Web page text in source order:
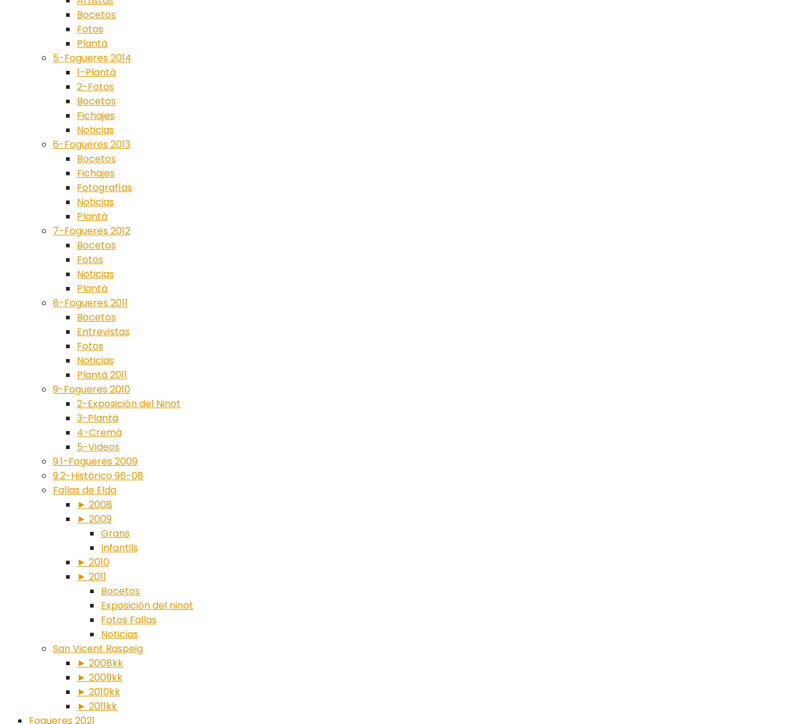
Bocetos
Fotos
Plantà
5-Fogueres 2014
1-Plantà
2-Fotos
Bocetos
Fichajes
Noticias
6-Fogueres 2013
Bocetos
Fichajes
Fotografías
Noticias
Plantà
7-Fogueres 2012
Bocetos
Fotos
Noticias
Plantà
8-Fogueres 2011
Bocetos
Entrevistas
Fotos
Noticias
Plantà 2011
9-Fogueres 2010
2-Exposición del Ninot
3-Plantà
4-Cremà
5-Videos
9.1-Fogueres 2009
9.2-Histórico 96-08
Fallas de Elda
► 2008
► 2009
Grans
Infantils
► 2010
► 2011
Bocetos
Exposición del ninot
Fotos Fallas
Noticias
San Vicent Raspeig
► 2008kk
► 2009kk
► 2010kk
► 2011kk
Fogueres 2021